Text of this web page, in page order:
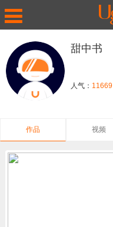
甜中书
人气： 11669
作品 视频